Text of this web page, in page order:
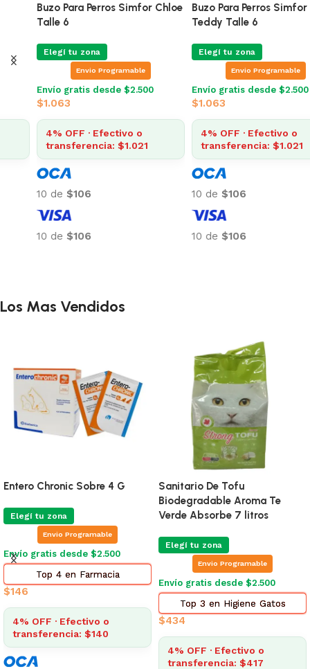
Buzo Para Perros Simfor Chloe
Elegí tu zona
Envio Programable
Envío gratis desde $2.500
4% OFF · Efectivo o
transferencia: $1.021
$106
$106
Buzo Para Perros Simfor
Teddy Talle 6
Elegí tu zona
Envio Programable
Envío gratis desde $2.500
4% OFF · Efectivo o
transferencia: $1.021
$106
$106
Los Mas Vendidos
Entero Chronic Sobre 4 G
Elegí tu zona
Envio Programable
Envío gratis desde $2.500
Top 4 en Farmacia
$146
4% OFF · Efectivo o
transferencia: $140
Sanitario De Tofu
Biodegradable Aroma Te
Verde Absorbe 7 litros
Elegí tu zona
Envio Programable
Envío gratis desde $2.500
Top 3 en Higiene Gatos
$434
4% OFF · Efectivo o
transferencia: $417